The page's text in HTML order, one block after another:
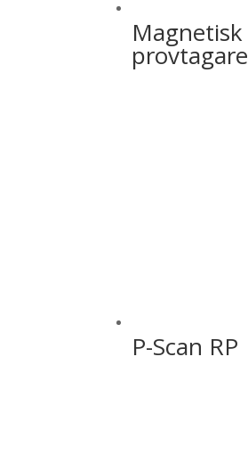
Magnetisk
provtagare
P-Scan RP